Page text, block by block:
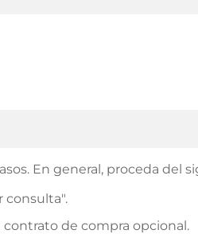
En general, proceda del
consulta".
contrato de compra opcional.